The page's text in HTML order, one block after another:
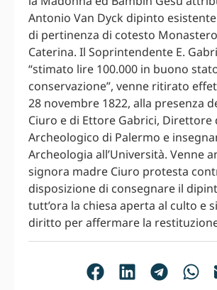
Antonio Van Dyck dipinto
di pertinenza di cotesto
Caterina. Il Soprintendente E.
“stimato lire 100.000 in buono
conservazione”, venne ritirato
28 novembre 1822, alla presenza
Ciuro e di Ettore Gabrici, Direttore
Archeologico di Palermo e
Archeologia all’Università. Venne
signora madre Ciuro protesta
disposizione di consegnare il
tutt’ora la chiesa aperta al culto e
diritto per affermare la